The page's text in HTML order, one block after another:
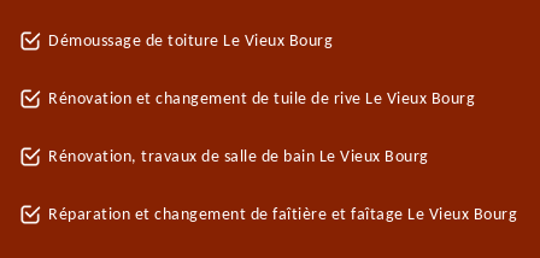
Démoussage de toiture Le Vieux Bourg
Rénovation et changement de tuile de rive Le Vieux Bourg
Rénovation, travaux de salle de bain Le Vieux Bourg
Réparation et changement de faîtière et faîtage Le Vieux Bourg